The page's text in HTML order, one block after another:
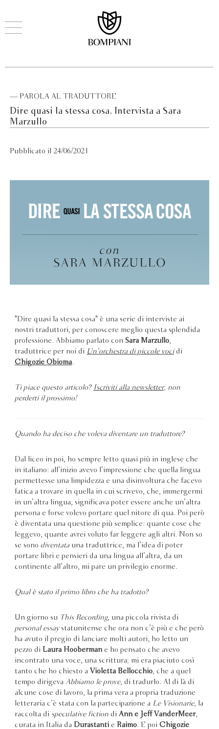
— PAROLA AL TRADUTTORE
Dire quasi la stessa cosa. Intervista a Sara
Marzullo
Pubblicato il 24/06/2021
"Dire quasi la stessa cosa" è una serie di interviste ai
nostri traduttori, per conoscere meglio questa splendida
professione. Abbiamo parlato con Sara Marzullo
traduttrice per noi di Un'orchestra di piccole vocidi
Chigozie Obioma.
Ti piace questo articolo? Iscriviti alla newsletter, non
perderti il prossimo!
Quando ha deciso che voleva diventare un traduttore?
Dal liceo in poi, ho sempre letto quasi più in inglese che
in italiano: all’inizio avevo l’impressione che quella lingua
permettesse una limpidezza e una disinvoltura che facevo
fatica a trovare in quella in cui scrivevo, che, immergermi
in un’altra lingua, significava poter essere anche un’altra
persona e forse volevo portare quel nitore di qua. Poi però
è diventata una questione più semplice: quante cose che
leggevo, quante avrei voluto far leggere agli altri. Non so
se sono diventata una traduttrice, ma l’idea di poter
portare libri e pensieri da una lingua all’altra, da un
continente all’altro, mi pare un privilegio enorme.
Qual è stato il primo libro che ha tradotto?
Un giorno su This Recording, una piccola rivista di
personal essaystatunitense che ora non c’è più e che però
ha avuto il pregio di lanciare molti autori, ho letto un
pezzo di
Laura Hooberman e ho pensato che avevo
incontrato una voce, una scrittura; mi era piaciuto così
tanto che ho chiesto a Violetta Bellocchio , che a quel
tempo dirigeva Abbiamo le prove, di tradurlo. Al di là di
alcune cose di lavoro, la prima vera a propria traduzione
letteraria c’è stata con la partecipazione a Le Visionarie, la
raccolta di speculative fiction di Ann e Jeff VanderMeer,
curata in Italia da
Durastanti e Raimo. E poi Chigozie